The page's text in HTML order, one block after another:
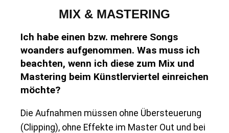
MIX & MASTERING
Ich habe einen bzw. mehrere Songs
woanders aufgenommen. Was muss ich
beachten, wenn ich diese zum Mix und
Mastering beim Künstlerviertel einreichen
möchte?
Die Aufnahmen müssen ohne Übersteuerung
(Clipping), ohne Effekte im Master Out und bei